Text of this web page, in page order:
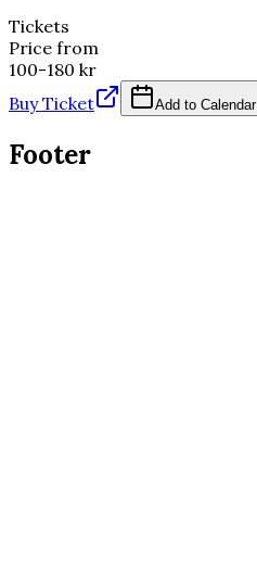
Tickets
Price from
100-180 kr
Buy Ticket
Add to Calendar
Footer